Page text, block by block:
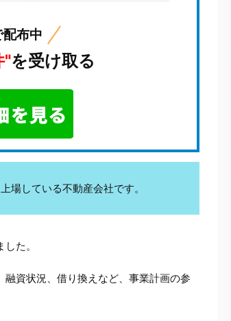
布中
"を受け取る
場している不動産会社です。
た。
資状況、借り換えなど、事業計画の参